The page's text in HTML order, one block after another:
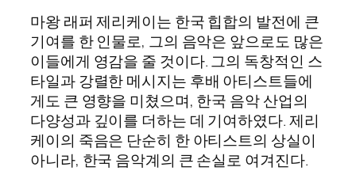
마왕 래퍼 제리케이는 한국 힙합의 발전에 큰
기여를 한 인물로, 그의 음악은 앞으로도 많은
이들에게 영감을 줄 것이다. 그의 독창적인 스
타일과 강렬한 메시지는 후배 아티스트들에
게도 큰 영향을 미쳤으며, 한국 음악 산업의
다양성과 깊이를 더하는 데 기여하였다. 제리
케이의 죽음은 단순히 한 아티스트의 상실이
아니라, 한국 음악계의 큰 손실로 여겨진다.